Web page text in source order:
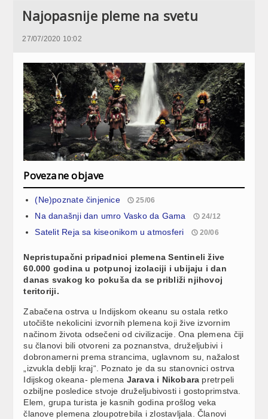
Najopasnije pleme na svetu
27/07/2020 10:02
Povezane objave
(Ne)poznate činjenice 25/06
Na današnji dan umro Vasko da Gama 24/12
Satelit Reja sa kiseonikom u atmosferi 20/06
Nepristupačni pripadnici plemena Sentineli žive
60.000 godina u potpunoj izolaciji i ubijaju i dan
danas svakog ko pokuša da se približi njihovoj
teritoriji.
Zabačena ostrva u Indijskom okeanu su ostala retko
utočište nekolicini izvornih plemena koji žive izvornim
načinom života odsečeni od civilizacije. Ona plemena čiji
su članovi bili otvoreni za poznanstva, druželjubivi i
dobronamerni prema strancima, uglavnom su, nažalost
„izvukla deblji kraj“. Poznato je da su stanovnici ostrva
Idijskog okeana- plemena Jarava i Nikobara pretrpeli
ozbiljne posledice stvoje druželjubivosti i gostoprimstva.
Elem, grupa turista je kasnih godina prošlog veka
članove plemena zloupotrebila i zlostavljala. Članovi